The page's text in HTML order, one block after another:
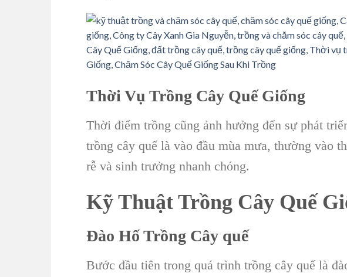
Thời Vụ Trồng Cây Quế Giống
Thời điểm trồng cũng ảnh hưởng đến sự phát
trồng cây quế là vào đầu mùa mưa, thường vào
rễ và sinh trưởng nhanh chóng.
Kỹ Thuật Trồng Cây Quế
Đào Hố Trồng Cây quế
Bước đầu tiên trong quá trình trồng cây quế là